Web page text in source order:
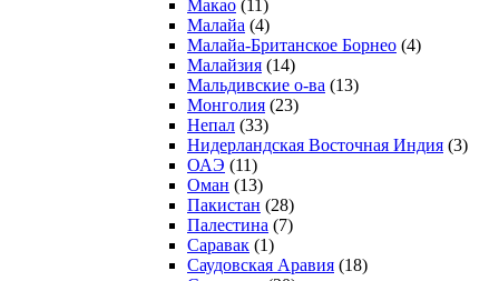
Макао (11)
Малайа (4)
Малайа-Британское Борнео (4)
Малайзия (14)
Мальдивские о-ва (13)
Монголия (23)
Непал (33)
Нидерландская Восточная Индия (3)
ОАЭ (11)
Оман (13)
Пакистан (28)
Палестина (7)
Саравак (1)
Саудовская Аравия (18)